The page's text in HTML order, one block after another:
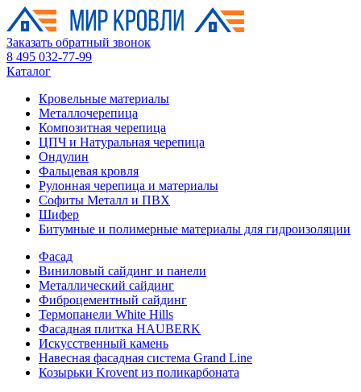
Заказать обратный звонок
8 495 032-77-99
Каталог
Кровельные материалы
Металлочерепица
Композитная черепица
ЦПЧ и Натуральная черепица
Ондулин
Фальцевая кровля
Рулонная черепица и материалы
Софиты Металл и ПВХ
Шифер
Битумные и полимерные материалы для гидроизоляции
Фасад
Виниловый сайдинг и панели
Металлический сайдинг
Фиброцементный сайдинг
Термопанели White Hills
Фасадная плитка HAUBERK
Искусственный камень
Навесная фасадная система Grand Line
Козырьки Krovent из поликарбоната